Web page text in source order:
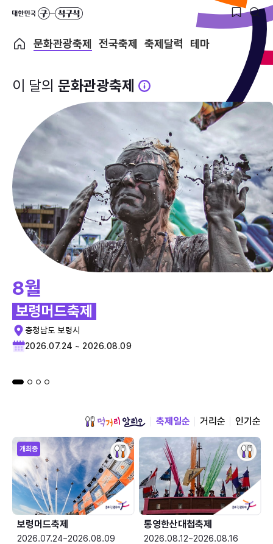
문화관광축제 전국축제 축제달력 테마
이 달의 문화관광축제
8월
보령머드축제
충청남도 보령시
2026.07.24 ~ 2026.08.09
축제일순 거리순 인기순
개최중
보령머드축제
2026.07.24~2026.08.09
통영한산대첩축제
2026.08.12~2026.08.16